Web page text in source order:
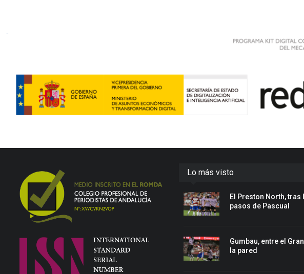
Lo más visto
El Preston North, tras
pasos de Pascual
Gumbau, entre el
la pared